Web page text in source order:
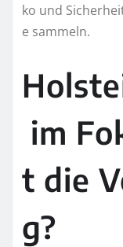
ko und
e sammeln.
im
t die
g?